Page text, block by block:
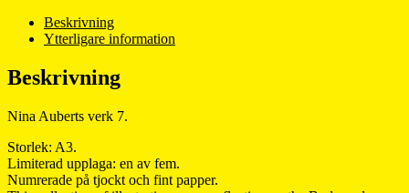
mängd
Beskrivning
Ytterligare information
Beskrivning
Nina Auberts verk 7.
Storlek: A3.
Limiterad upplaga: en av fem.
Numrerade på tjockt och fint papper.